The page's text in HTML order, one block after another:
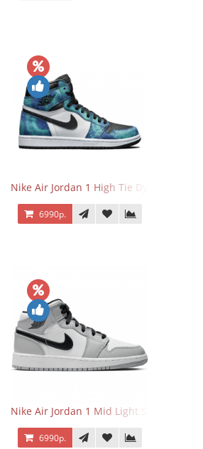
Nike Air Jordan 1 High Tie Dye
6990р.
Nike Air Jordan 1 Mid Light Smoke Grey
6990р.